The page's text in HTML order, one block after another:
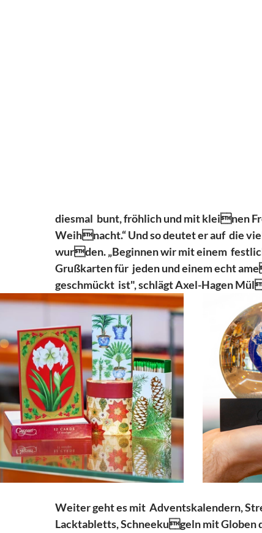
diesmal  bunt, fröhlich und mit kleinen
Weihnacht.“ Und so deutet er auf  die
wurden. „Beginnen wir mit einem
Grußkarten für  jeden und einem echt
geschmückt  ist", schlägt Axel-Hagen
Weiter geht es mit  Adventskalendern,
Lacktabletts, Schneekugeln mit Globen